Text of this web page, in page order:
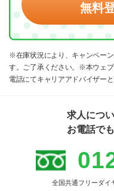
無料
※在庫状況により、キャンペー
す。ご了承ください。※本ウェ
電話にてキャリアアドバイザー
求人につ
お電話で
全国共通フリーダイ